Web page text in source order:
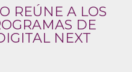
REÚNE A LOS
DE
NEXT